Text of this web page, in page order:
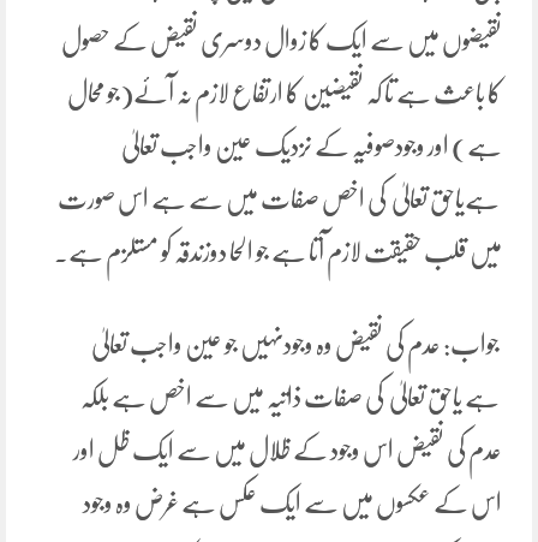
نقیضوں میں سے ایک کا زوال دوسری نقیض کے حصول
کا باعث ہے تا کہ نقیضین کا ارتفاع لازم نہ آئے(جو محال
ہے) اور وجودصوفیہ کے نزدیک عین واجب تعالیٰ
ہےیاحق تعالیٰ کی اخص صفات میں سے ہے اس صورت
میں قلب حقیقت لازم آتا ہے جو الحا دوزندقہ کو مستلزم ہے۔
جواب: عدم کی نقیض وہ وجودنہیں جو عین واجب تعالیٰ
ہے یاحق تعالیٰ کی صفات ذاتیہ میں سے اخص ہے بلکہ
عدم کی نقیض اس وجود کے ظلال میں سے ایک ظل اور
اس کے عکسوں میں سے ایک عکس ہے غرض وہ وجود